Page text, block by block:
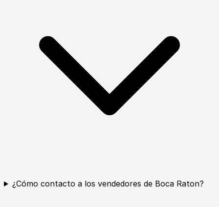
¿Cómo contacto a los vendedores de Boca Raton?